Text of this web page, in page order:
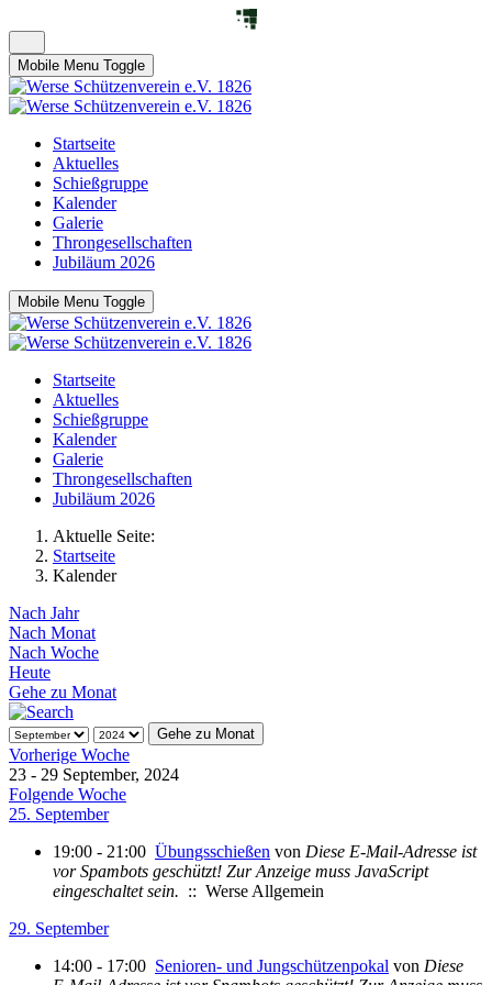
Mobile Menu Toggle
Startseite
Aktuelles
Schießgruppe
Kalender
Galerie
Throngesellschaften
Jubiläum 2026
Mobile Menu Toggle
Startseite
Aktuelles
Schießgruppe
Kalender
Galerie
Throngesellschaften
Jubiläum 2026
Aktuelle Seite:
Startseite
Kalender
Nach Jahr
Nach Monat
Nach Woche
Heute
Gehe zu Monat
Gehe zu Monat
Vorherige Woche
23 - 29 September, 2024
Folgende Woche
25. September
19:00 - 21:00 Übungsschießen von Diese E-Mail-Adresse ist
vor Spambots geschützt! Zur Anzeige muss JavaScript
eingeschaltet sein. :: Werse Allgemein
29. September
14:00 - 17:00 Senioren- und Jungschützenpokal von Diese